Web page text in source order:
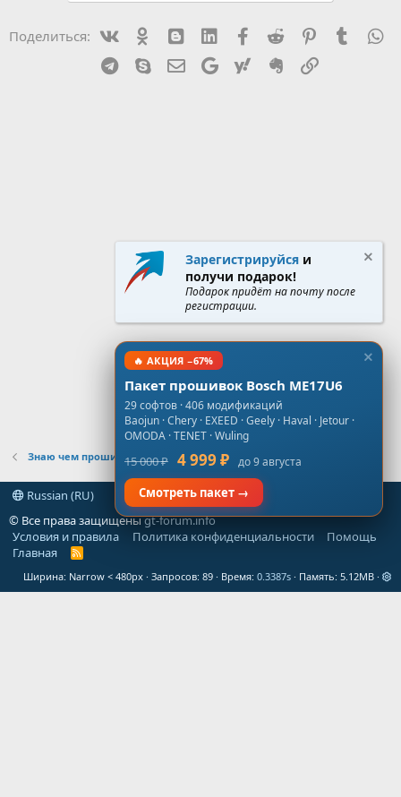
Поделиться: Ok mes_blogger
Linked InFacebook
Reddit PinterestTumblr
Telegram
Skype Эл. почта
Google Yahoo Evernote
Знаю чем прошить, но не знаю как именно
Russian (RU)
© Все права защищеныgt-forum.info
Условия и правила
Политика конфиденциальности
Помощь
Главная
R
S
Ширина Запросов 89 Время 0.3387s Память 5.12MB
Зарегистрируйся и
получи подарок!
Подарок придёт на почту после
регистрации.
🔥 АКЦИЯ −67%
Пакет прошивок Bosch ME17U6
29 софтов · 406 модификаций
Baojun · Chery · EXEED · Geely · Haval · Jetour ·
OMODA · TENET · Wuling
15 000 ₽ 4 999 ₽ до 9 августа
Смотреть пакет →